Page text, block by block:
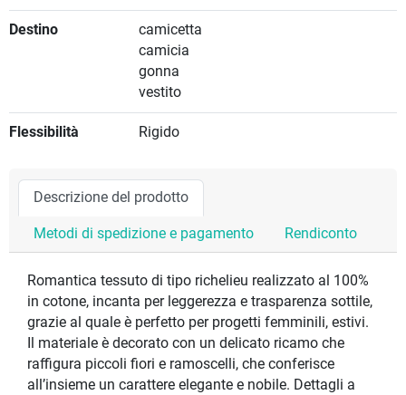
Destino
camicetta
camicia
gonna
vestito
Flessibilità Rigido
Descrizione del prodotto
Metodi di spedizione e pagamento Rendiconto
Romantica tessuto di tipo richelieu realizzato al 100%
in cotone, incanta per leggerezza e trasparenza sottile,
grazie al quale è perfetto per progetti femminili, estivi.
Il materiale è decorato con un delicato ricamo che
raffigura piccoli fiori e ramoscelli, che conferisce
all’insieme un carattere elegante e nobile. Dettagli a